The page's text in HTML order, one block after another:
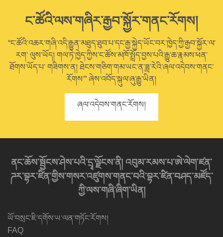
ང་ཚོའི་ལས་གཞིར་རྒྱབ་སྐྱོར་གནང་རོགས།
“ང་ཚོའི་འཆར་གཞི་འདི་རྒྱུན་མཐུད་ཐུབ་པ་དང་རྒྱ་སྐྱེད་ཡོང་བར་ཁྱེད་ཀྱི་རྒྱབ་སྐྱོར་ལ་
རག་ ལུས་ཡོད། གལ་ཏེ་ཁྱེད་ཀྱིས་ང་ཚོས་མཁོ་སྤྲོད་བྱས་པའི་རྒྱུ་ཆ་རྣམས་ཕན་
ཐོགས་ཡོད་པ་ གཟིགས་ན། ཐེངས་གཅིག་གམ་ཡང་ན་ཟླ་རེའི་ཞལ་འདེབས་གནང་
རོགས་” ཞེས་འབོད་སྐུལ་ཞུ་རྒྱུ་ཡིན།
ཞལ་འདེབས་གནང་རོགས།
ནང་ཆོས་སྦྱོངས་ཤེས་པའི་དྲྭ་ལྗོངས་ནི། འབུམ་རམས་པ་ཨེ་ལེག་ཛན་
ཌར་བྷར་ཛིན་གྱིས་གསར་འཛུགས་གནང་བའི་བྷར་ཛིན་བཤད་མཛོད་
ཀྱི་ལས་གཞི་ཞིག་ཡིན།
ཡོ་བསྲང་ཇི་དགོས་ཡ་ལན་གཏོང་རོགས།
FAQ